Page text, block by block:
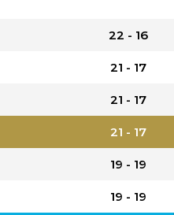
22 - 16
21 - 17
21 - 17
21 - 17
19 - 19
19 - 19